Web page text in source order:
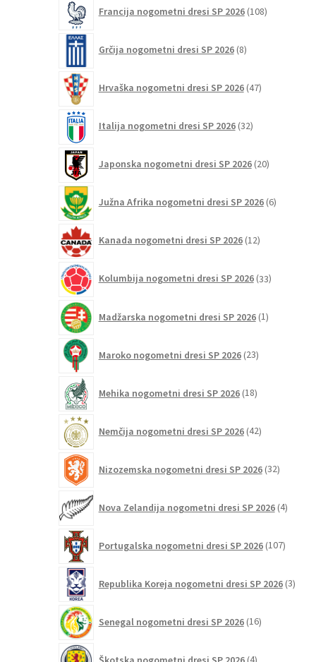
Francija nogometni dresi SP 2026 108izdelkov
Grčija nogometni dresi SP 2026 8izdelkov
Hrvaška nogometni dresi SP 2026 47izdelkov
Italija nogometni dresi SP 2026 32izdelkov
Japonska nogometni dresi SP 2026 20izdelkov
Južna Afrika nogometni dresi SP 2026 6izdelkov
Kanada nogometni dresi SP 2026 12izdelkov
Kolumbija nogometni dresi SP 2026 33izdelkov
Madžarska nogometni dresi SP 2026 1izdelek
Maroko nogometni dresi SP 2026 23izdelkov
Mehika nogometni dresi SP 2026 18izdelkov
Nemčija nogometni dresi SP 2026 42izdelkov
Nizozemska nogometni dresi SP 2026 32izdelkov
Nova Zelandija nogometni dresi SP 2026 4izdelki
Portugalska nogometni dresi SP 2026 107
Republika Koreja nogometni dresi SP 2026 3
Senegal nogometni dresi SP 2026 16izdelkov